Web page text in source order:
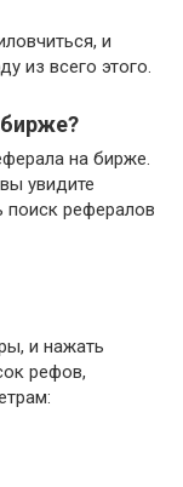
и
из всего этого.
на бирже.
увидите
поиск рефералов
и нажать
рефов,